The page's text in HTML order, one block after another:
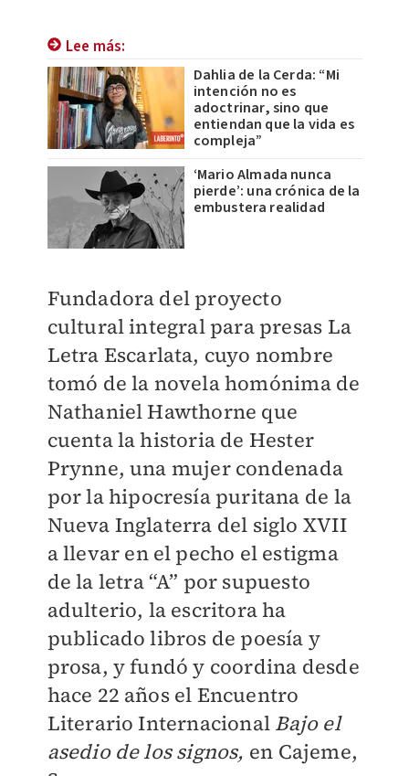
Lee más:
Dahlia de la Cerda: “Mi
intención no es
adoctrinar, sino que
entiendan que la vida es
compleja”
‘Mario Almada nunca
pierde’: una crónica de la
embustera realidad
Fundadora del proyecto
cultural integral para presas La
Letra Escarlata, cuyo nombre
tomó de la novela homónima de
Nathaniel Hawthorne que
cuenta la historia de Hester
Prynne, una mujer condenada
por la hipocresía puritana de la
Nueva Inglaterra del siglo XVII
a llevar en el pecho el estigma
de la letra “A” por supuesto
adulterio, la escritora ha
publicado libros de poesía y
prosa, y fundó y coordina desde
hace 22 años el Encuentro
Literario Internacional Bajo el
asedio de los signos, en Cajeme,